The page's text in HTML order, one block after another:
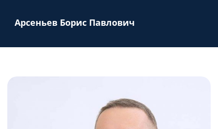
Преподавателям
Слушателям
Арсеньев Борис Павлович